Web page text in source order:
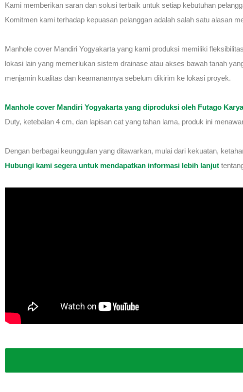
Kami memberikan saran dan solusi terbaik untuk setiap kebutuhan
Komitmen kami terhadap kepuasan pelanggan adalah salah satu alasan
Manhole cover Mandiri Yogyakarta yang kami produksi memiliki
lokasi lain yang memerlukan sistem drainase atau akses bawah tanah
menjamin kualitas dan keamanannya sebelum dikirim ke lokasi proyek.
Manhole cover Mandiri Yogyakarta yang diproduksi oleh Futago Karya
Duty, ketebalan 4 cm, dan lapisan cat yang tahan lama, produk ini
Dengan berbagai keunggulan yang ditawarkan, mulai dari kekuatan,
Hubungi kami segera untuk mendapatkan informasi lebih lanjut